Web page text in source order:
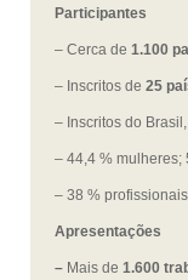
Participantes
– Cerca de 1.100
– Inscritos de 25
– Inscritos do
– 44,4 % mulheres;
– 38 %
Apresentações
– Mais de 1.600